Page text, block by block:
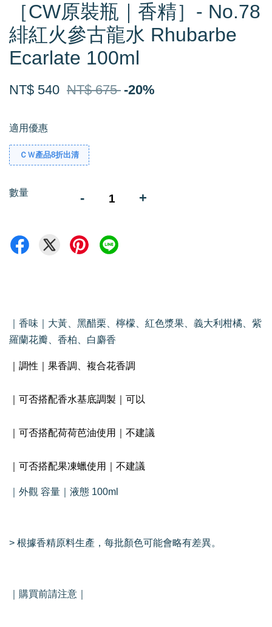
［CW原裝瓶｜香精］- No.78
緋紅火參古龍水 Rhubarbe
Ecarlate 100ml
NT$ 540 NT$ 675 -20%
適用優惠
ＣＷ產品8折出清
數量 - +
｜香味｜大黃、黑醋栗、檸檬、紅色漿果、義大利柑橘、紫
羅蘭花瓣、香柏、白麝香
｜調性｜果香調、複合花香調
｜可否搭配香水基底調製｜可以
｜可否搭配荷荷芭油使用｜不建議
｜可否搭配果凍蠟使用｜不建議
｜外觀 容量｜液態 100ml
> 根據香精原料生產，每批顏色可能會略有差異。
｜購買前請注意｜